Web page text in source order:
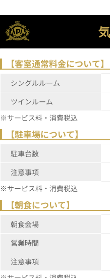
【客室通常料金について】
シングルルーム
ツインルーム
※サービス料・消費税込
【駐車場について】
駐車台数
注意事項
※サービス料・消費税込
【朝食について】
朝食会場
営業時間
注意事項